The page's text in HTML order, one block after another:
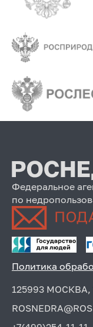
Федеральное
по
Политика
125993